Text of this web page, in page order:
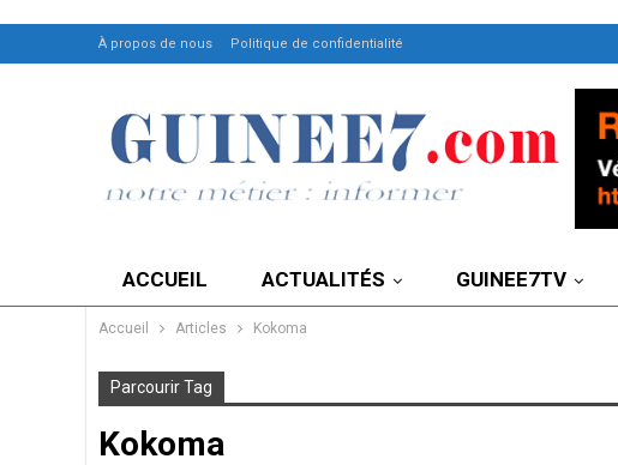
À propos de nous Politique de confidentialité
ACCUEIL ACTUALITÉS GUINEE7TV
Accueil Articles Kokoma
Parcourir Tag
Kokoma